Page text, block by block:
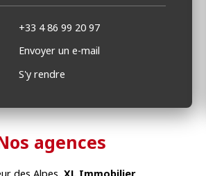
+33 4 86 99 20 97
Envoyer un e-mail
S'y rendre
agences